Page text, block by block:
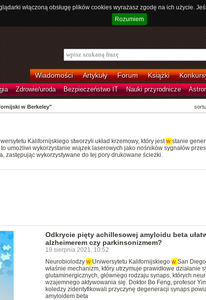
włączoną obsługę plików cookies wyrażasz zgodę na ich użycie.
Rozumiem
Wiadomości Artykuły Forum Książki
Zdrowie/uroda Bezpieczeństwo IT Nauki przyrodnicze
w Berkeley"
Kalifornijskiego stworzyli układ krzemowy, który jestw stanie
umożliwi wykorzystanie wiązek laserowych jako nośników sygnałów
zastępując wykorzystywane do tej pory drukowane ścieżki.
Odkrycie pięty achillesowej amyloidu beta
alzheimerem czy parkinsonizmem?
19 sierpnia 2021, 10:52
Neurobiolodzy w Uniwersytetu Kalifornijskiego w San
właśnie mechanizm, który utrzymuje prawidłowe działanie
glutaminergicznych, głównego rodzaju synaps, których
wzajemnego aktywowania się. Doktor Bo Feng, profesor
koledzy zidentyfikowali przyczynę degeneracji synaps
amyloidem beta